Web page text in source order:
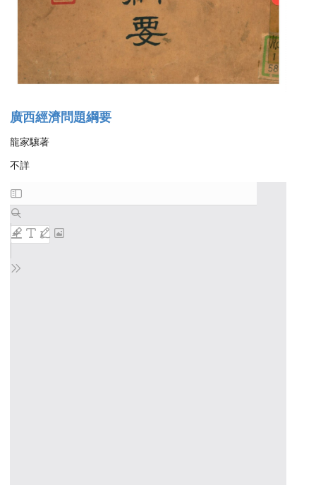
廣西經濟問題綱要
龍家驤著
不詳